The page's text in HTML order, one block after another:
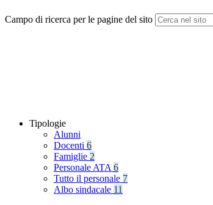
Campo di ricerca per le pagine del sito
Tipologie
Alunni
Docenti 6
Famiglie 2
Personale ATA 6
Tutto il personale 7
Albo sindacale 11